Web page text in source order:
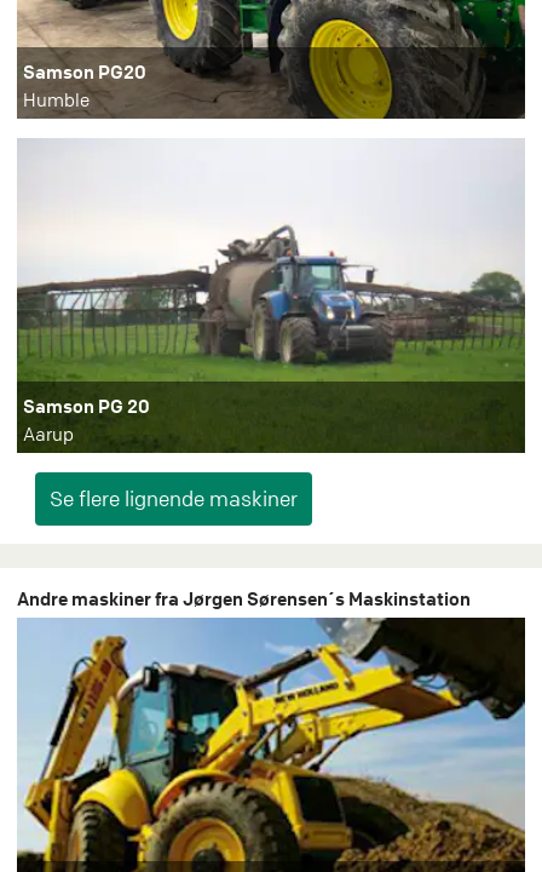
Samson PG20
Humble
Samson PG 20
Aarup
Andre maskiner fra Jørgen Sørensen´s Maskinstation